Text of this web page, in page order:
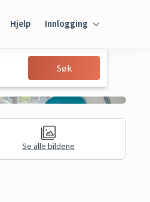
Hjelp Innlogging
Innlogging
Gjest
Søk
Se alle bildene